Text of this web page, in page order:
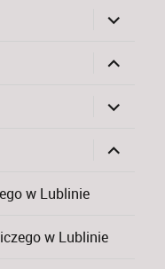
rozwiń
menu
rozwiń
menu
rozwiń
menu
rozwiń
menu
w Lublinie
w Lublinie